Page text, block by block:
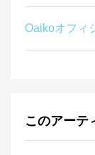
Oaikoオフィ
このアーテ